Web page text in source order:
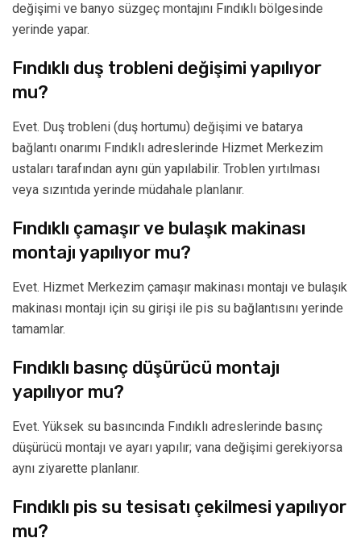
değişimi ve banyo süzgeç montajını Fındıklı bölgesinde
yerinde yapar.
Fındıklı duş trobleni değişimi yapılıyor
mu?
Evet. Duş trobleni (duş hortumu) değişimi ve batarya
bağlantı onarımı Fındıklı adreslerinde Hizmet Merkezim
ustaları tarafından aynı gün yapılabilir. Troblen yırtılması
veya sızıntıda yerinde müdahale planlanır.
Fındıklı çamaşır ve bulaşık makinası
montajı yapılıyor mu?
Evet. Hizmet Merkezim çamaşır makinası montajı ve bulaşık
makinası montajı için su girişi ile pis su bağlantısını yerinde
tamamlar.
Fındıklı basınç düşürücü montajı
yapılıyor mu?
Evet. Yüksek su basıncında Fındıklı adreslerinde basınç
düşürücü montajı ve ayarı yapılır; vana değişimi gerekiyorsa
aynı ziyarette planlanır.
Fındıklı pis su tesisatı çekilmesi yapılıyor
mu?